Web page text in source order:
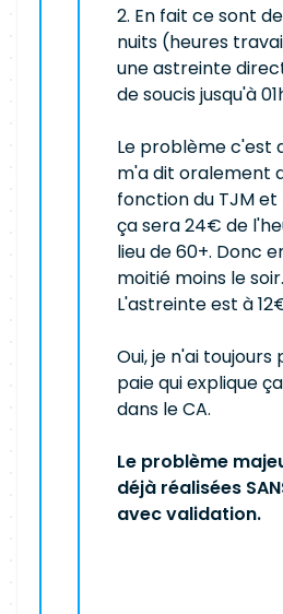
2. En fait ce sont
nuits (heures
une astreinte
de soucis jusqu'à
Le problème c'est
m'a dit oralement
fonction du TJM
ça sera 24€ de
lieu de 60+. Donc
moitié moins le soir.
L'astreinte est à
Oui, je n'ai
paie qui explique
dans le CA.
Le problème
déjà réalisées
avec validation.